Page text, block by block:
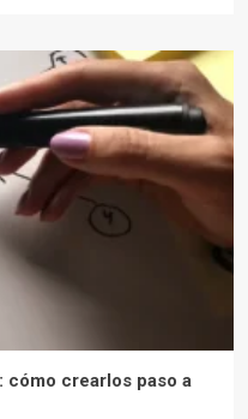
cómo crearlos paso a